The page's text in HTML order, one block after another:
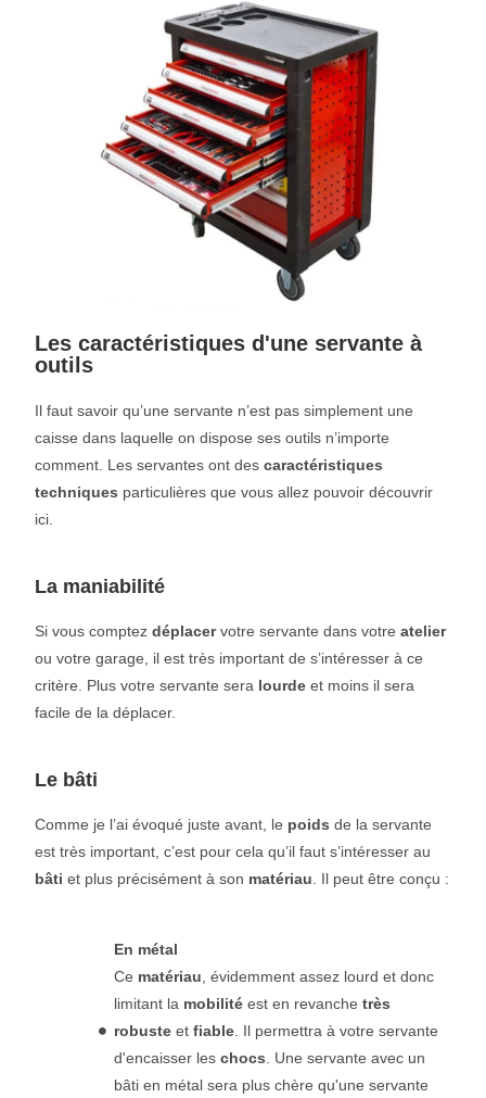
Les caractéristiques d'une servante à
outils
Il faut savoir qu’une servante n’est pas simplement une
caisse dans laquelle on dispose ses outils n’importe
comment. Les servantes ont descaractéristiques
techniques particulières que vous allez pouvoir découvrir
ici.
La maniabilité
Si vous comptezdéplacervotre servante dans votreatelier
ou votre garage, il est très important de s’intéresser à ce
critère. Plus votre servante sera lourde et moins il sera
facile de la déplacer.
Le bâti
Comme je l’ai évoqué juste avant, le poids de la servante
est très important, c’est pour cela qu’il faut s’intéresser au
bâti et plus précisément à son matériau . Il peut être conçu :
En métal
Ce matériau , évidemment assez lourd et donc
limitant la mobilité est en revanchetrès
robuste etfiable . Il permettra à votre servante
d'encaisser leschocs . Une servante avec un
bâti en métal sera plus chère qu'une servante